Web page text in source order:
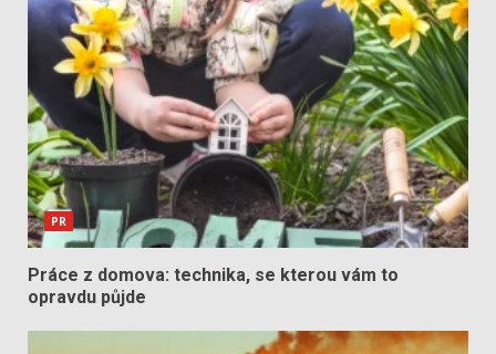
PR
Práce z domova: technika, se kterou vám to
opravdu půjde